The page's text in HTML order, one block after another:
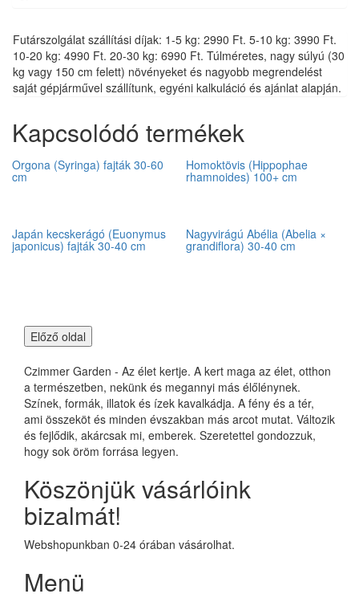
Futárszolgálat szállítási díjak: 1-5 kg: 2990 Ft. 5-10 kg: 3990 Ft.
10-20 kg: 4990 Ft. 20-30 kg: 6990 Ft. Túlméretes, nagy súlyú (30
kg vagy 150 cm felett) növényeket és nagyobb megrendelést
saját gépjárművel szállítunk, egyéni kalkuláció és ajánlat alapján.
Kapcsolódó termékek
Orgona (Syringa) fajták 30-60
cm
Homoktövis (Hippophae
rhamnoides) 100+ cm
Japán kecskerágó (Euonymus
japonicus) fajták 30-40 cm
Nagyvirágú Abélia (Abelia ×
grandiflora) 30-40 cm
Czimmer Garden - Az élet kertje. A kert maga az élet, otthon
a természetben, nekünk és megannyi más élőlénynek.
Színek, formák, illatok és ízek kavalkádja. A fény és a tér,
ami összeköt és minden évszakban más arcot mutat. Változik
és fejlődik, akárcsak mi, emberek. Szeretettel gondozzuk,
hogy sok öröm forrása legyen.
Köszönjük vásárlóink
bizalmát!
Webshopunkban 0-24 órában vásárolhat.
Menü